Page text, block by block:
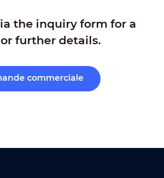
the inquiry form for a
further details.
commerciale